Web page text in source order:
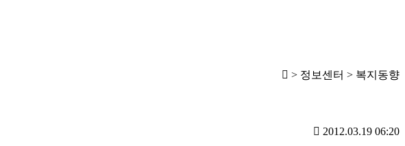
> 정보센터 > 복지동향
2012.03.19 06:20